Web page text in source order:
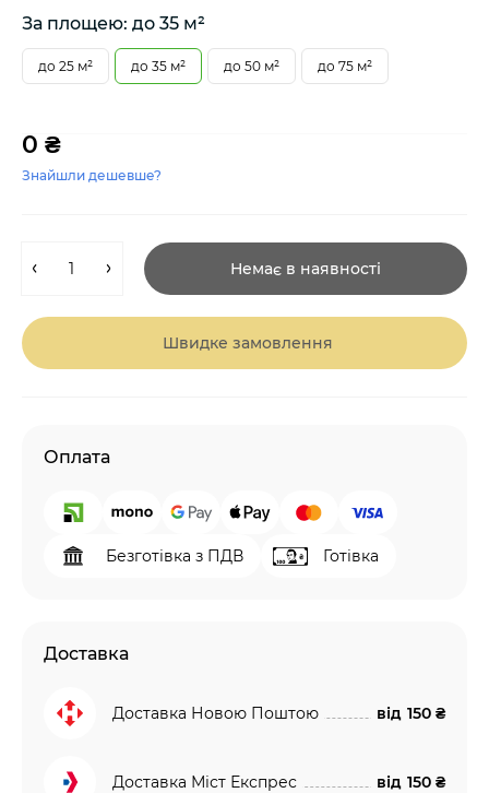
За площею: до 35 м²
до 25 м² до 35 м² до 50 м² до 75 м²
0 ₴
Знайшли дешевше?
Немає в наявності
Швидке замовлення
Оплата
Безготівка з ПДВ Готівка
Доставка
Доставка Новою Поштою від 150 ₴
Доставка Міст Експрес від 150 ₴